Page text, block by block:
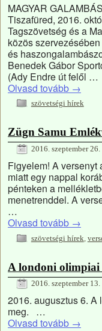
MAGYAR
Tiszafüred, 2016.
Tagszövetség és a
közös
és
Benedek Gábor
(Ady Endre út felől …
Olvasd tovább →
szövetségi hírek
Zügn Samu
2016. szeptember 26.
Figyelem! A versenyt
miatt egy nappal
pénteken a
menetrenddel. A
…
Olvasd tovább →
szövetségi hírek,
A londoni olimpiai
2016. szeptember 13.
2016. augusztus 6. A
meg. …
Olvasd tovább →